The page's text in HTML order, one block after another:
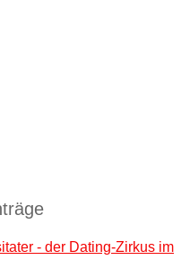
- der Dating-Zirkus im